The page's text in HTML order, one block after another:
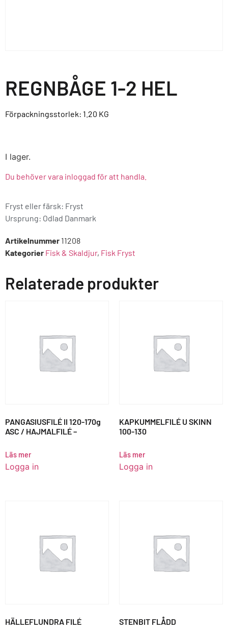
REGNBÅGE 1-2 HEL
Förpackningsstorlek: 1.20 KG
I lager.
Du behöver vara inloggad för att handla.
Fryst eller färsk: Fryst
Ursprung: Odlad Danmark
Artikelnummer 11208
Kategorier Fisk & Skaldjur, Fisk Fryst
Relaterade produkter
PANGASIUSFILÉ II 120-170g
ASC / HAJMALFILÉ –
Läs mer
Logga in
KAPKUMMELFILÉ U SKINN
100-130
Läs mer
Logga in
HÄLLEFLUNDRA FILÉ STENBIT FLÅDD